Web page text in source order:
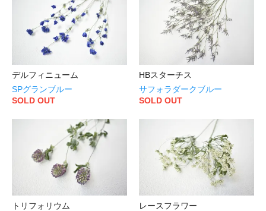
デルフィニューム
SPグランブルー
SOLD OUT
HBスターチス
サフォラダークブルー
SOLD OUT
トリフォリウム
レースフラワー